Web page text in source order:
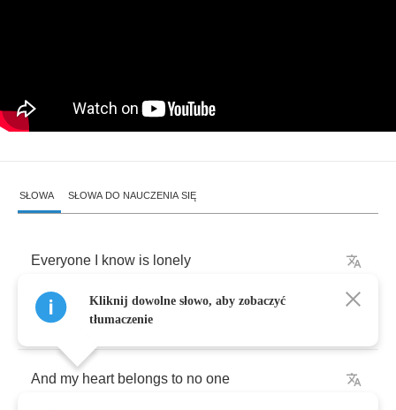
SŁOWA SŁOWA DO NAUCZENIA SIĘ
Everyone know is lonely
and God's so far away
And my heart belongs to no one
Kliknij dowolne słowo, aby zobaczyć
tłumaczenie